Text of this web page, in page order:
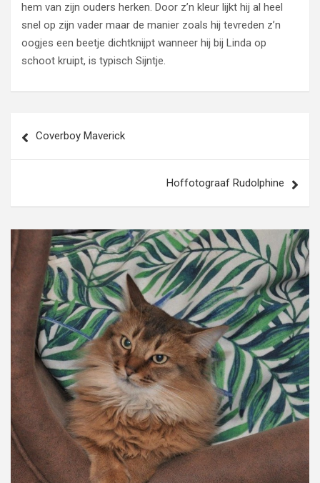
hem van zijn ouders herken. Door z’n kleur lijkt hij al heel
snel op zijn vader maar de manier zoals hij tevreden z’n
oogjes een beetje dichtknijpt wanneer hij bij Linda op
schoot kruipt, is typisch Sijntje.
navigatie
Coverboy Maverick
Hoffotograaf Rudolphine